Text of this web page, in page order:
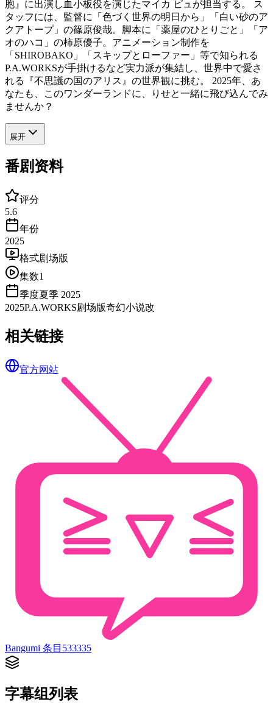
胞』に出演し血小板役を演じたマイカ ピュが担当する。 ス
タッフには、監督に「色づく世界の明日から」「白い砂のア
クアトープ」の篠原俊哉。脚本に「薬屋のひとりごと」「ア
オのハコ」の柿原優子。アニメーション制作を
「SHIROBAKO」「スキップとローファー」等で知られる
P.A.WORKSが手掛けるなど実力派が集結し、世界中で愛さ
れる『不思議の国のアリス』の世界観に挑む。 2025年、あ
なたも、このワンダーランドに、りせと一緒に飛び込んでみ
ませんか？
展开
番剧资料
评分
5.6
年份
2025
格式剧场版
集数1
季度夏季 2025
2025P.A.WORKS剧场版奇幻小说改
相关链接
官方网站
Bangumi 条目 533335
字幕组列表